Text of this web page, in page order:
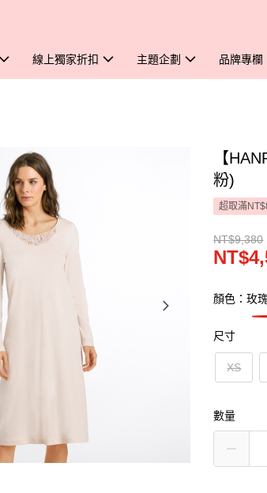
線上獨家折扣 主題企劃 品牌專欄
【
粉)
超取滿
NT$9,380
顏色：玫
尺寸
XS
數量